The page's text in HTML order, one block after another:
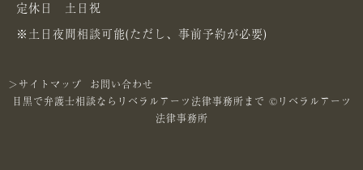
定休日 土日祝
※土日夜間相談可能(ただし、事前予約が必要)
＞サイトマップ
お問い合わせ
目黒で弁護士相談ならリベラルアーツ法律事務所まで ©リベラルアーツ
法律事務所